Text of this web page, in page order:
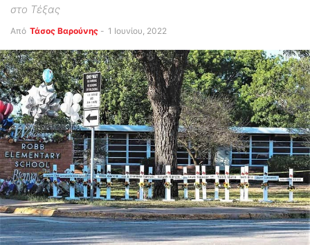
στο Τέξας
Από Τάσος Βαρούνης - 1 Ιουνίου, 2022